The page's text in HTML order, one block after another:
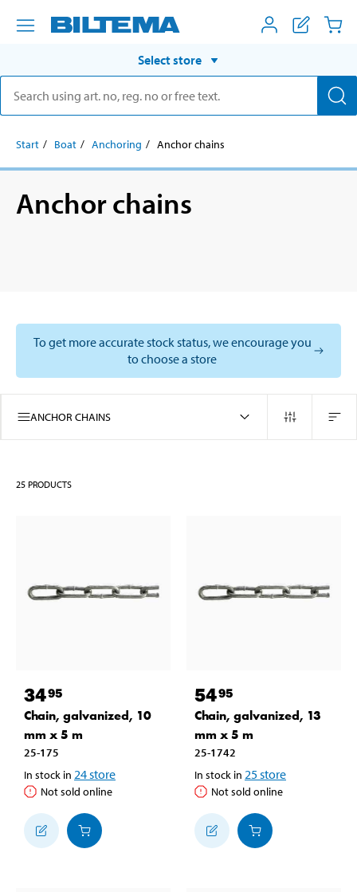
Select store
Start Boat Anchoring Anchor chains
Anchor chains
To get more accurate stock status, we encourage you
to choose a store
ANCHOR CHAINS
25 PRODUCTS
3495
Chain, galvanized, 10
mm x 5 m
25-175
In stock in 24store
Not sold online
5495
Chain, galvanized, 13
mm x 5 m
25-1742
In stock in 25store
Not sold online